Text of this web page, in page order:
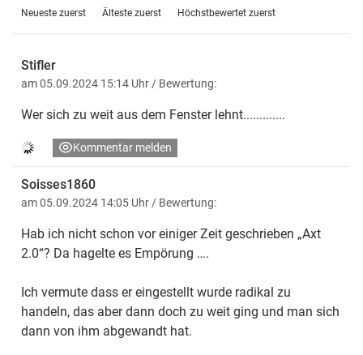
Neueste zuerst Älteste zuerst Höchstbewertet zuerst
Stifler
am 05.09.2024 15:14 Uhr / Bewertung:
Wer sich zu weit aus dem Fenster lehnt.............
Kommentar melden
Soisses1860
am 05.09.2024 14:05 Uhr / Bewertung:
Hab ich nicht schon vor einiger Zeit geschrieben „Axt
2.0“? Da hagelte es Empörung ….
Ich vermute dass er eingestellt wurde radikal zu
handeln, das aber dann doch zu weit ging und man sich
dann von ihm abgewandt hat.